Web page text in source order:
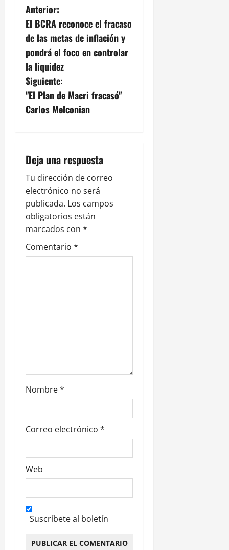
N
a
v
e
g
a
i
ó
n
d
e
d
a
s
Anterior:
El BCRA reconoce el fracaso
de las metas de inflación y
pondrá el foco en controlar
la liquidez
Siguiente:
"El Plan de Macri fracasó"
Carlos Melconian
Deja una respuesta
Tu dirección de correo
electrónico no será
publicada. Los campos
obligatorios están
marcados con *
Comentario *
Nombre*
Correo electrónico *
Web
Suscríbete al boletín